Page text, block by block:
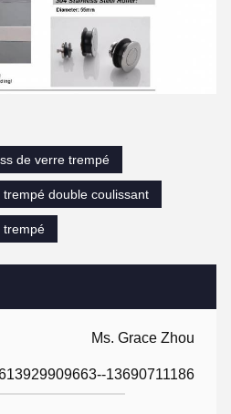
Ms. Grace Zhou
13690711186
de verre trempé
double coulissant
trempé